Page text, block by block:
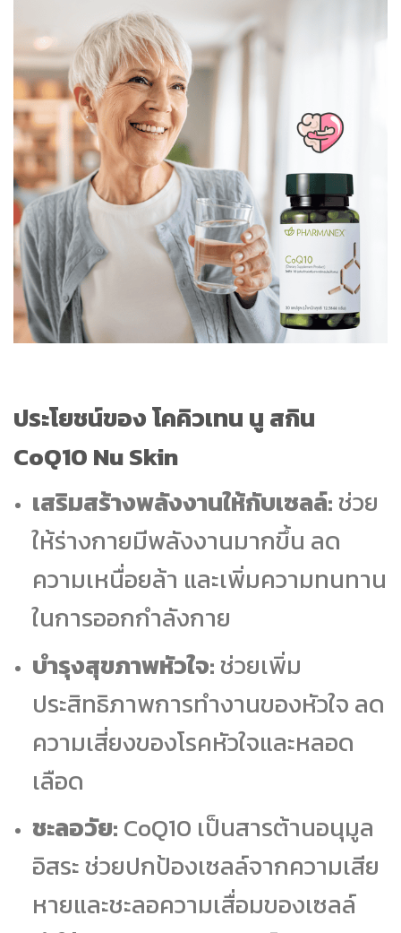
ประโยชน์ของ โคคิวเทน นู สกิน
CoQ10 Nu Skin
เสริมสร้างพลังงานให้กับเซลล์:ช่วย
ให้ร่างกายมีพลังงานมากขึ้น ลด
ความเหนื่อยล้า และเพิ่มความทนทาน
ในการออกกำลังกาย
บำรุงสุขภาพหัวใจ:ช่วยเพิ่ม
ประสิทธิภาพการทำงานของหัวใจ ลด
ความเสี่ยงของโรคหัวใจและหลอด
เลือด
ชะลอวัย:CoQ10 เป็นสารต้านอนุมูล
อิสระ ช่วยปกป้องเซลล์จากความเสีย
หายและชะลอความเสื่อมของเซลล์